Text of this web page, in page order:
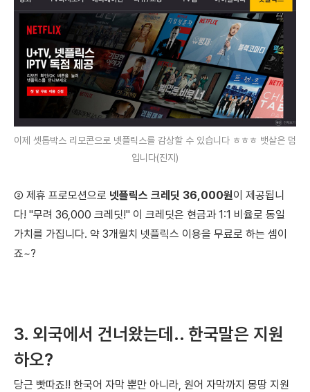
이제 셋톱박스 리모콘으로 넷플릭스를 감상할 수 있습니다 ㅎㅎㅎ 뱃살은 덤
입니다(진지)
② 제휴 프로모션으로 넷플릭스 크레딧 36,000원이 제공됩니
다! "무려 36,000 크레딧!" 이 크레딧은 현금과 1:1 비율로 동일
가치를 가집니다. 약 3개월치 넷플릭스 이용을 무료로 하는 셈이
죠~?
3. 외국에서 건너왔는데.. 한국말은 지원
하오?
당근 빳따죠!! 한국어 자막 뿐만 아니라, 원어 자막까지 몽땅 지원